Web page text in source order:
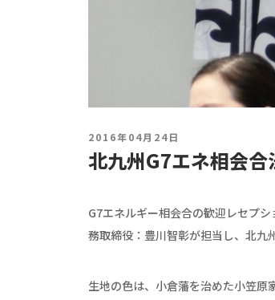
2016年04月24日
北九州G7エネ相会合
G7エネルギー相会合の歓迎レセプ
務取締役：豊川智彰が担当し、北九
生地の色は、小倉藩を治めた小笠原